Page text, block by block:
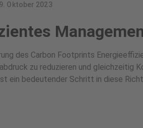
Oktober 2023
des Carbon Footprints
zu reduzieren und gleichzeitig
ein bedeutender Schritt in diese